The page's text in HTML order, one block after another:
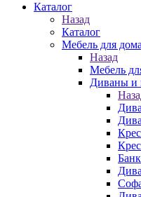
Каталог
Назад
Каталог
Мебель для дома
Назад
Мебель
Диваны и